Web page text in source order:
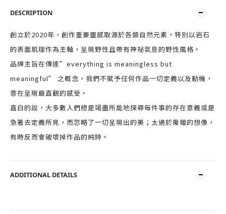
DESCRIPTION
創立於2020年，創作重要靈感取源於各類自然元素，特別以岩石
的表面肌理作為主軸，呈現野性且帶有神祕氣息的野性風格。
品牌主旨在傳達”everything is meaningless but
meaningful” 之概念，我們不賦予任何作品一切定義以及動機，
意在呈現最直觀的感受。
直白的說，大多數人們總是竭盡所能地探尋每件事的存在意義或是
急著去定義所見，而忽略了一切呈現出的美；太過於複雜的想像，
有時反而會破壞掉作品的純粹。
ADDITIONAL DETAILS